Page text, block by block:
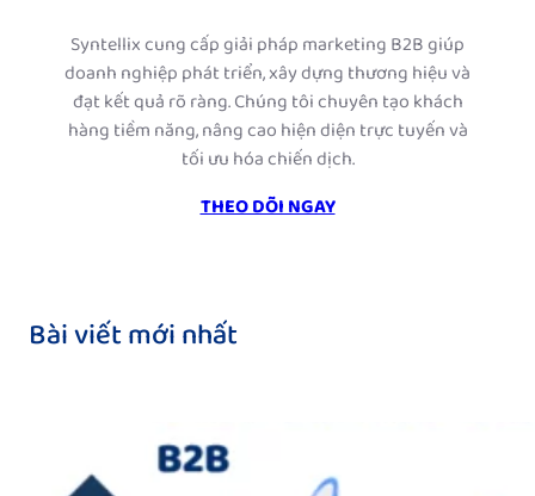
Syntellix cung cấp giải pháp marketing B2B giúp
doanh nghiệp phát triển, xây dựng thương hiệu và
đạt kết quả rõ ràng. Chúng tôi chuyên tạo khách
hàng tiềm năng, nâng cao hiện diện trực tuyến và
tối ưu hóa chiến dịch.
THEO DÕI NGAY
Bài viết mới nhất